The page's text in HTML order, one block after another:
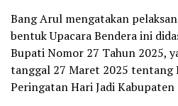
Bang Arul mengatakan
bentuk Upacara Bendera ini
Bupati Nomor 27 Tahun 2025,
tanggal 27 Maret 2025 tentang
Peringatan Hari Jadi Kabupaten